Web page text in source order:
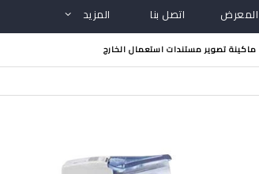
المعرض اتصل بنا المزيد